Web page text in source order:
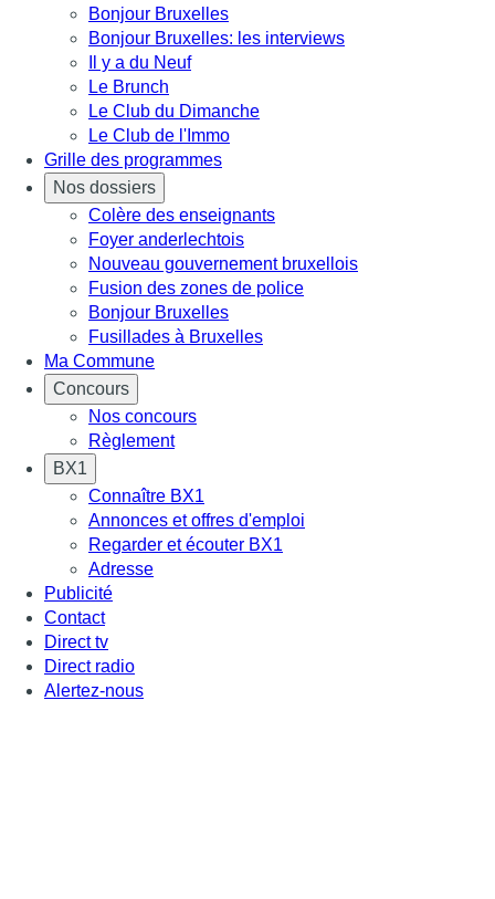
Bonjour Bruxelles
Bonjour Bruxelles: les interviews
Il y a du Neuf
Le Brunch
Le Club du Dimanche
Le Club de l'Immo
Grille des programmes
Nos dossiers
Colère des enseignants
Foyer anderlechtois
Nouveau gouvernement bruxellois
Fusion des zones de police
Bonjour Bruxelles
Fusillades à Bruxelles
Ma Commune
Concours
Nos concours
Règlement
BX1
Connaître BX1
Annonces et offres d'emploi
Regarder et écouter BX1
Adresse
Publicité
Contact
Direct tv
Direct radio
Alertez-nous